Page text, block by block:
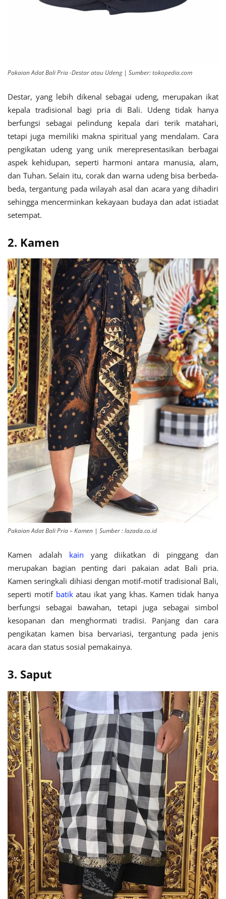
Pakaian Adat Bali Pria -Destar atau Udeng | Sumber: tokopedia.com
Destar, yang lebih dikenal sebagai udeng, merupakan ikat
kepala tradisional bagi pria di Bali. Udeng tidak hanya
berfungsi sebagai pelindung kepala dari terik matahari,
tetapi juga memiliki makna spiritual yang mendalam. Cara
pengikatan udeng yang unik merepresentasikan berbagai
aspek kehidupan, seperti harmoni antara manusia, alam,
dan Tuhan. Selain itu, corak dan warna udeng bisa berbeda-
beda, tergantung pada wilayah asal dan acara yang dihadiri
sehingga mencerminkan kekayaan budaya dan adat istiadat
setempat.
2. Kamen
Pakaian Adat Bali Pria – Kamen | Sumber : lazada.co.id
Kamen adalah kain yang diikatkan di pinggang dan
merupakan bagian penting dari pakaian adat Bali pria.
Kamen seringkali dihiasi dengan motif-motif tradisional Bali,
seperti motif batikatau ikat yang khas. Kamen tidak hanya
berfungsi sebagai bawahan, tetapi juga sebagai simbol
kesopanan dan menghormati tradisi. Panjang dan cara
pengikatan kamen bisa bervariasi, tergantung pada jenis
acara dan status sosial pemakainya.
3. Saput